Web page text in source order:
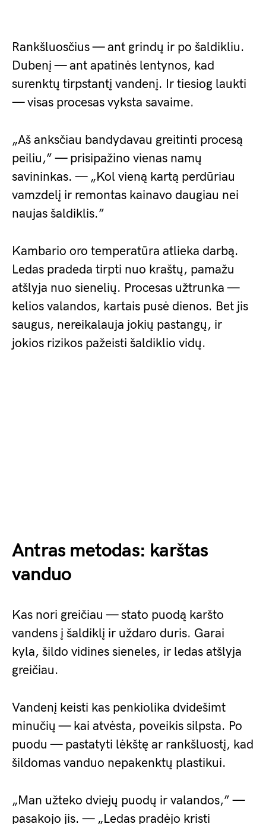
Rankšluosčius — ant grindų ir po šaldikliu.
Dubenį — ant apatinės lentynos, kad
surenktų tirpstantį vandenį. Ir tiesiog laukti
— visas procesas vyksta savaime.
„Aš anksčiau bandydavau greitinti procesą
peiliu,” — prisipažino vienas namų
savininkas. — „Kol vieną kartą perdūriau
vamzdelį ir remontas kainavo daugiau nei
naujas šaldiklis.”
Kambario oro temperatūra atlieka darbą.
Ledas pradeda tirpti nuo kraštų, pamažu
atšlyja nuo sienelių. Procesas užtrunka —
kelios valandos, kartais pusė dienos. Bet jis
saugus, nereikalauja jokių pastangų, ir
jokios rizikos pažeisti šaldiklio vidų.
Antras metodas: karštas
vanduo
Kas nori greičiau — stato puodą karšto
vandens į šaldiklį ir uždaro duris. Garai
kyla, šildo vidines sieneles, ir ledas atšlyja
greičiau.
Vandenį keisti kas penkiolika dvidešimt
minučių — kai atvėsta, poveikis silpsta. Po
puodu — pastatyti lėkštę ar rankšluostį, kad
šildomas vanduo nepakenktų plastikui.
„Man užteko dviejų puodų ir valandos,” —
pasakojo jis. — „Ledas pradėjo kristi